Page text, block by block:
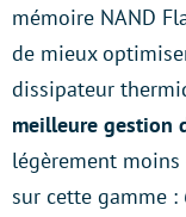
mémoire NAND
de mieux
dissipateur
meilleure gestion
légèrement
sur cette gamme :